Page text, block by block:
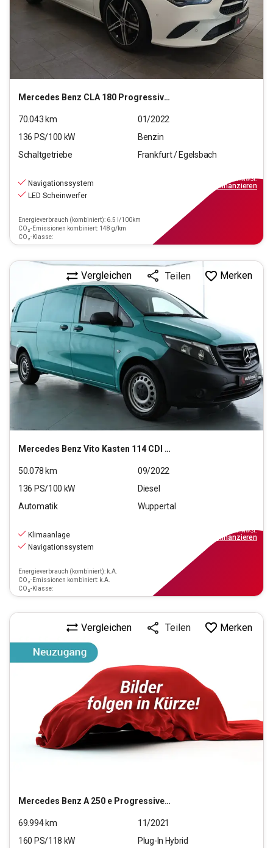
Mercedes Benz CLA 180 Progressive (EURO 6d)
70.043 km
01/2022
136 PS/100 kW
Benzin
Schaltgetriebe
Frankfurt / Egelsbach
Navigationssystem
LED Scheinwerfer
Energieverbrauch (kombiniert): 6.5 l/100km
CO₂-Emissionen kombiniert: 148 g/km
CO₂-Klasse:
inkl.MwSt.
finanzieren
Mercedes Benz Vito Kasten 114 CDI Pro RWD extralang (EURO 6d)
Vergleichen Teilen Merken
50.078 km
09/2022
136 PS/100 kW
Diesel
Automatik
Wuppertal
Klimaanlage
Navigationssystem
Energieverbrauch (kombiniert): k.A.
CO₂-Emissionen kombiniert: k.A.
CO₂-Klasse:
inkl.MwSt.
finanzieren
Mercedes Benz A 250 e Progressive (EURO 6d)
Vergleichen Teilen Merken
69.994km
11/2021
160 PS/118 kW
Plug-In Hybrid